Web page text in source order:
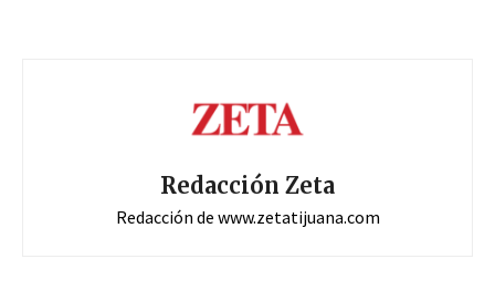
Redacción Zeta
Redacción de www.zetatijuana.com